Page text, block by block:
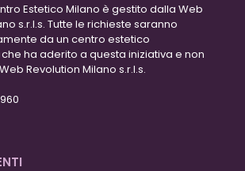
Estetico Milano è gestito dalla Web
s.r.l.s. Tutte le richieste saranno
da un centro estetico
ha aderito a questa iniziativa e non
Revolution Milano s.r.l.s.